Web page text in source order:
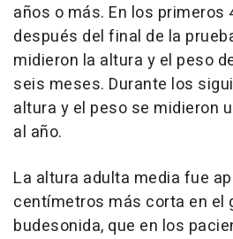
años o más. En los primeros
después del final de la
midieron la altura y el peso
seis meses. Durante los
altura y el peso se midieron
al año.
La altura adulta media fue
centímetros más corta en el
budesonida, que en los